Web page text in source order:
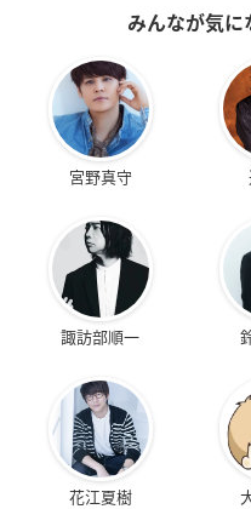
みんなが気に
宮野真守
諏訪部順一
花江夏樹